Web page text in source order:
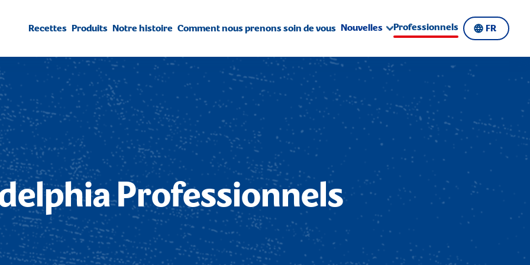
Recettes Produits Notre histoire Comment nous prenons soin de vous Nouvelles Professionnels FR
Professionnels